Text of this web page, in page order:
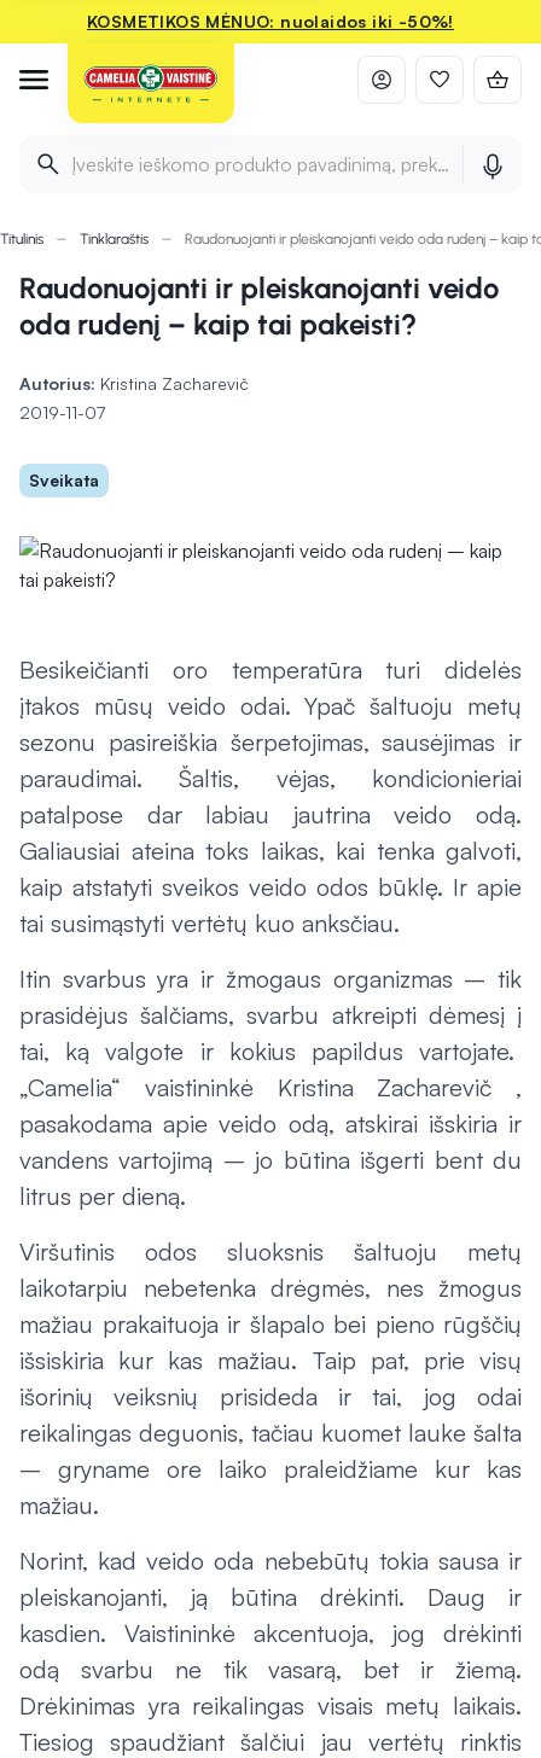
KOSMETIKOS MĖNUO: nuolaidos iki -50%!
Įveskite ieškomo produkto pavadinimą, prekės ženklą ir
Titulinis Tinklaraštis Raudonuojanti ir pleiskanojanti veido oda rudenį – kaip
Raudonuojanti ir pleiskanojanti veido
oda rudenį – kaip tai pakeisti?
Autorius: Kristina Zacharevič
2019-11-07
Sveikata
Besikeičianti oro temperatūra turi didelės
įtakos mūsų veido odai. Ypač šaltuoju metų
sezonu pasireiškia šerpetojimas, sausėjimas ir
paraudimai. Šaltis, vėjas, kondicionieriai
patalpose dar labiau jautrina veido odą.
Galiausiai ateina toks laikas, kai tenka galvoti,
kaip atstatyti sveikos veido odos būklę. Ir apie
tai susimąstyti vertėtų kuo anksčiau.
Itin svarbus yra ir žmogaus organizmas – tik
prasidėjus šalčiams, svarbu atkreipti dėmesį į
tai, ką valgote ir kokius papildus vartojate.
„Camelia“ vaistininkė Kristina Zacharevič ,
pasakodama apie veido odą, atskirai išskiria ir
vandens vartojimą – jo būtina išgerti bent du
litrus per dieną.
Viršutinis odos sluoksnis šaltuoju metų
laikotarpiu nebetenka drėgmės, nes žmogus
mažiau prakaituoja ir šlapalo bei pieno rūgščių
išsiskiria kur kas mažiau. Taip pat, prie visų
išorinių veiksnių prisideda ir tai, jog odai
reikalingas deguonis, tačiau kuomet lauke šalta
– gryname ore laiko praleidžiame kur kas
mažiau.
Norint, kad veido oda nebebūtų tokia sausa ir
pleiskanojanti, ją būtina drėkinti. Daug ir
kasdien. Vaistininkė akcentuoja, jog drėkinti
odą svarbu ne tik vasarą, bet ir žiemą.
Drėkinimas yra reikalingas visais metų laikais.
Tiesiog spaudžiant šalčiui jau vertėtų rinktis